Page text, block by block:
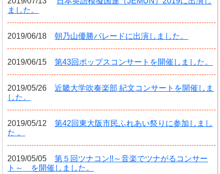
ました。
2019/06/18朝乃山優勝パレードに出演しました。
2019/06/15第43回ポップスコンサートを開催しました。
2019/05/26近畿大学吹奏楽部 紀文コンサートを開催しま
した。
2019/05/12第42回東大阪市民ふれあい祭りに参加しまし
た 。
2019/05/05第５回ツナコン!!～音楽でツナがるコンサー
ト～ を開催しました。